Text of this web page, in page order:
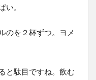
い。
のを２杯ずつ。ヨメ
と駄目ですね。飲む